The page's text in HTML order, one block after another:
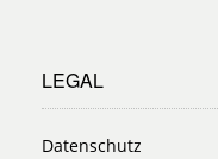
LEGAL
Datenschutz